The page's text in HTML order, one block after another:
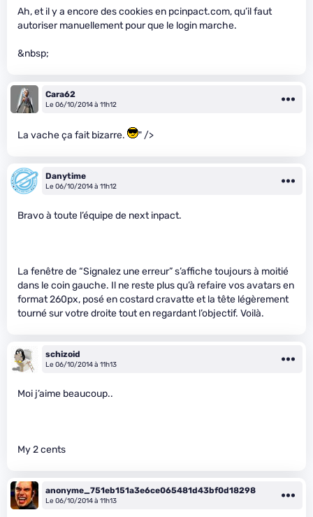
Ah, et il y a encore des cookies en pcinpact.com, qu’il faut
autoriser manuellement pour que le login marche.
&nbsp;
Cara62
Le 06/10/2014 à 11h12
La vache ça fait bizarre. " />
Danytime
Le 06/10/2014 à 11h12
Bravo à toute l’équipe de next inpact.
La fenêtre de “Signalez une erreur” s’affiche toujours à moitié
dans le coin gauche. Il ne reste plus qu’à refaire vos avatars en
format 260px, posé en costard cravatte et la tête légèrement
tourné sur votre droite tout en regardant l’objectif. Voilà.
schizoid
Le 06/10/2014 à 11h13
Moi j’aime beaucoup..
My 2 cents
anonyme_751eb151a3e6ce065481d43bf0d18298
Le 06/10/2014 à 11h13